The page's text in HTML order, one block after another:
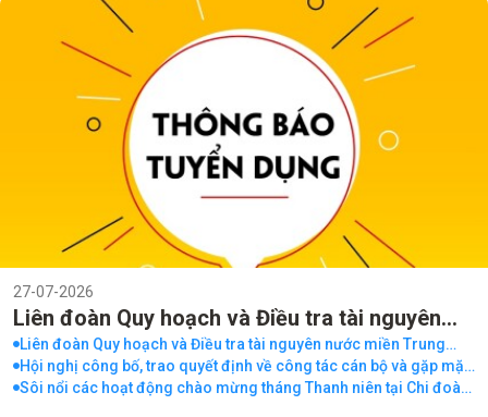
27-07-2026
Liên đoàn Quy hoạch và Điều tra tài nguyên
nước miền Trung thông báo tuyển dụng viên
chức Đợt 2 năm 2026
Liên đoàn Quy hoạch và Điều tra tài nguyên nước miền Trung
thông báo tuyển dụng viên chức Đợt 1 năm 2026
Hội nghị công bố, trao quyết định về công tác cán bộ và gặp mặt
chia tay cán bộ, viên chức nghỉ hưu
Sôi nổi các hoạt động chào mừng tháng Thanh niên tại Chi đoàn